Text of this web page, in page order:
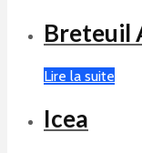
Breteuil
Lire la suite
Icea